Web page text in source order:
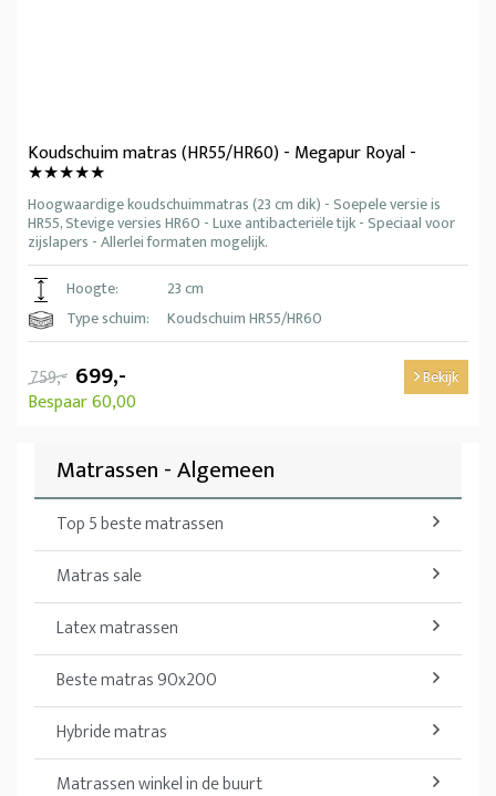
Koudschuim matras (HR55/HR60) - Megapur Royal -
★★★★★
Hoogwaardige koudschuimmatras (23 cm dik) - Soepele versie is
HR55, Stevige versies HR60 - Luxe antibacteriële tijk - Speciaal voor
zijslapers - Allerlei formaten mogelijk.
Hoogte:
23 cm
Type schuim:
Koudschuim HR55/HR60
759,- 699,-
Bespaar 60,00
Bekijk
Matrassen - Algemeen
Top 5 beste matrassen
Matras sale
Latex matrassen
Beste matras 90x200
Hybride matras
Matrassen winkel in de buurt